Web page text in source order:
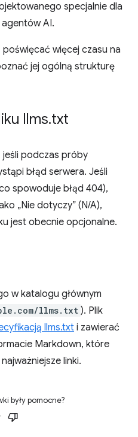
specjalnie dla
AI.
więcej czasu na
jej ogólną strukturę
llms.txt
podczas próby
błąd serwera. Jeśli
spowoduje błąd 404),
„Nie dotyczy” (N/A),
jest obecnie opcjonalne.
w katalogu głównym
llms.txt ). Plik
llms.txt i zawierać
Markdown, które
linki.
były pomocne?